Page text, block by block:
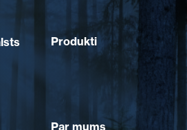
Produkti
Par mums